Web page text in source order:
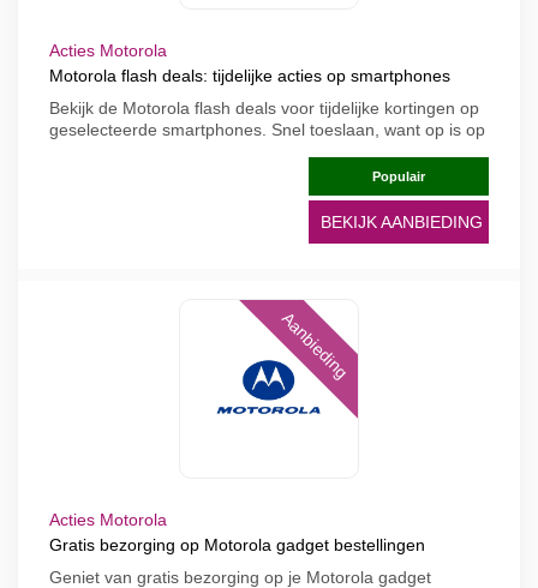
Acties Motorola
Motorola flash deals: tijdelijke acties op smartphones
Bekijk de Motorola flash deals voor tijdelijke kortingen op
geselecteerde smartphones. Snel toeslaan, want op is op
Populair
BEKIJK AANBIEDING
Aanbieding
Acties Motorola
Gratis bezorging op Motorola gadget bestellingen
Geniet van gratis bezorging op je Motorola gadget